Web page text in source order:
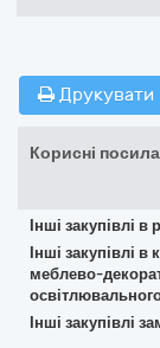
Друкувати
Корисні
Інші закупівлі в
Інші закупівлі
меблево-
Інші закупівлі